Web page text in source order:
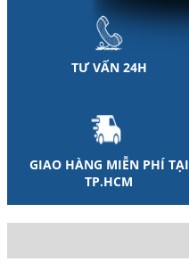
TƯ VẤN 24H
GIAO HÀNG MIỄN PHÍ TẠI
TP.HCM